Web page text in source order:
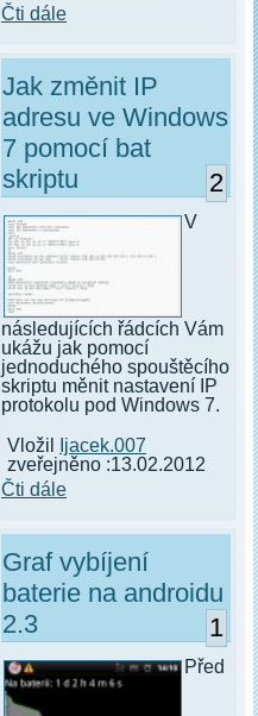
Čti dále
Jak změnit IP
adresu ve Windows
7 pomocí bat
skriptu
2
V
následujících řádcích Vám
ukážu jak pomocí
jednoduchého spouštěcího
skriptu měnit nastavení IP
protokolu pod Windows 7.
Vložil
Ijacek.007
zveřejněno :13.02.2012
Čti dále
Graf vybíjení
baterie na androidu
2.3
1
Před